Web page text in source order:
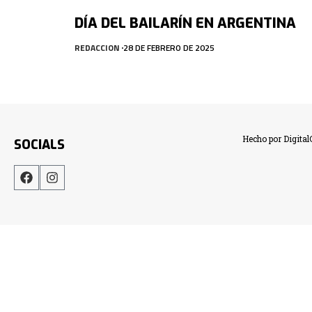
DÍA DEL BAILARÍN EN ARGENTINA
REDACCION 28 DE FEBRERO DE 2025
SOCIALS Hecho por